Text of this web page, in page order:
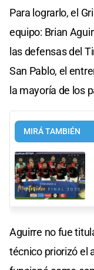
Para lograrlo, el
equipo: Brian
las defensas del
San Pablo, el
la mayoría de los
MIRÁ TAMBIÉN
Aguirre no fue
técnico priorizó el